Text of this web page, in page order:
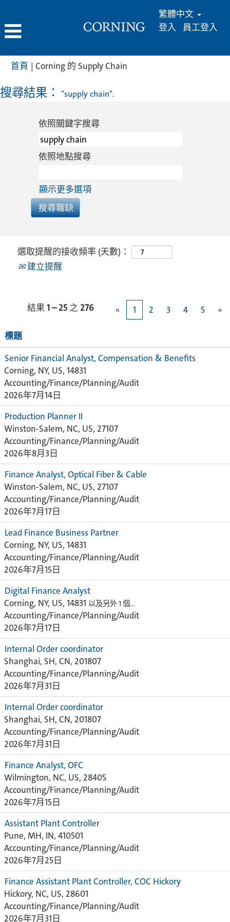
繁體中文
登入
員工登入
首頁 | Corning 的 Supply Chain
搜尋結果： "supply chain".
依照關鍵字搜尋
依照地點搜尋
顯示更多選項
選取提醒的接收頻率 (天數)：
建立提醒
結果 1 – 25 之 276 « 1 2 3 4 5 »
標題
Senior Financial Analyst, Compensation & Benefits
Corning, NY, US, 14831
Accounting/Finance/Planning/Audit
2026年7月14日
Production Planner II
Winston-Salem, NC, US, 27107
Accounting/Finance/Planning/Audit
2026年8月3日
Finance Analyst, Optical Fiber & Cable
Winston-Salem, NC, US, 27107
Accounting/Finance/Planning/Audit
2026年7月17日
Lead Finance Business Partner
Corning, NY, US, 14831
Accounting/Finance/Planning/Audit
2026年7月15日
Digital Finance Analyst
Corning, NY, US, 14831 以及另外 1 個…
Accounting/Finance/Planning/Audit
2026年7月17日
Internal Order coordinator
Shanghai, SH, CN, 201807
Accounting/Finance/Planning/Audit
2026年7月31日
Internal Order coordinator
Shanghai, SH, CN, 201807
Accounting/Finance/Planning/Audit
2026年7月31日
Finance Analyst, OFC
Wilmington, NC, US, 28405
Accounting/Finance/Planning/Audit
2026年7月15日
Assistant Plant Controller
Pune, MH, IN, 410501
Accounting/Finance/Planning/Audit
2026年7月25日
Finance Assistant Plant Controller, COC Hickory
Hickory, NC, US, 28601
Accounting/Finance/Planning/Audit
2026年7月31日